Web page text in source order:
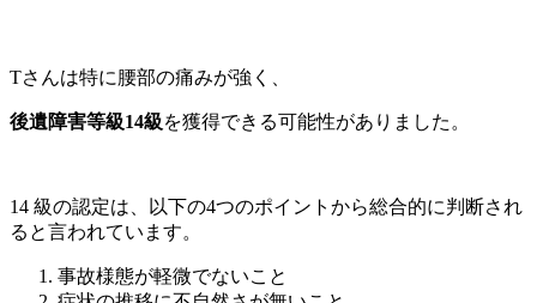
Tさんは特に腰部の痛みが強く、
後遺障害等級14級を獲得できる可能性がありました。
14 級の認定は、以下の4つのポイントから総合的に判断され
ると言われています。
事故様態が軽微でないこと